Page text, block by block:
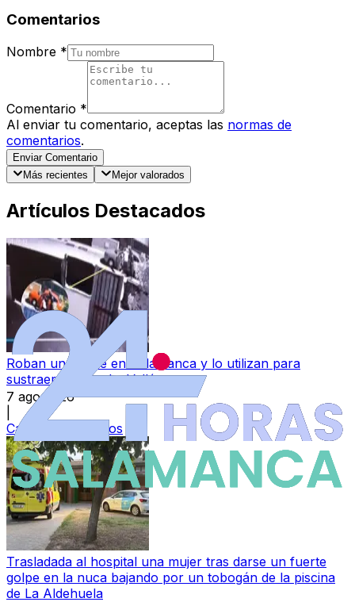
Comentarios
Nombre *
Comentario *
Al enviar tu comentario, aceptas las normas de
comentarios.
Enviar Comentario
Más recientes
Mejor valorados
Artículos Destacados
Roban un coche en Salamanca y lo utilizan para
sustraer otro en La Vellés
7 ago 2026
Categoría:
Sucesos
Trasladada al hospital una mujer tras darse un fuerte
golpe en la nuca bajando por un tobogán de la piscina
de La Aldehuela